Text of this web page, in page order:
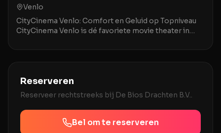
Venlo
CityCinema Venlo: Comfort en Geluid op Topniveau
CityCinema Venlo is dé favoriete movie theater in
v
Reserveren
Reserveer rechtstreeks bij De Bios Drachten B.V..
Bel om te reserveren